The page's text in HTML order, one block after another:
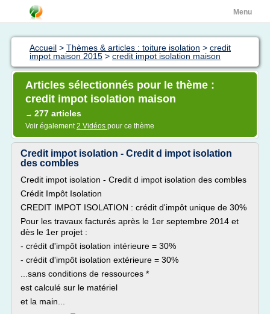
Menu
Accueil > Thèmes & articles : toiture isolation > credit
impot maison 2015 > credit impot isolation maison
Articles sélectionnés pour le thème :
credit impot isolation maison
→ 277 articles
Voir également2 Vidéos pour ce thème
Credit impot isolation - Credit d impot isolation
des combles
Credit impot isolation - Credit d impot isolation des combles
Crédit Impôt Isolation
CREDIT IMPOT ISOLATION : crédit d'impôt unique de 30%
Pour les travaux facturés après le 1er septembre 2014 et
dès le 1er projet :
- crédit d'impôt isolation intérieure = 30%
- crédit d'impôt isolation extérieure = 30%
...sans conditions de ressources *
est calculé sur le matériel
et la main...